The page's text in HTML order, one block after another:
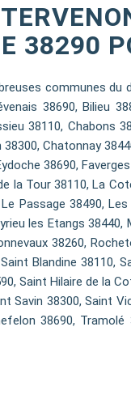
38290
communes
38690, Bilieu
38110, Chabons
Chatonnay
38690,
la Tour 38110, La
Passage 38490, Les
les Etangs
38260,
Blandine 38110,
Saint Hilaire de la
Savin 38300, Saint
38690,